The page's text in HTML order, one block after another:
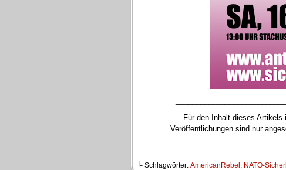
Für den Inhalt dieses
Veröffentlichungen sind nur
└ Schlagwörter: AmericanRebel , NATO-